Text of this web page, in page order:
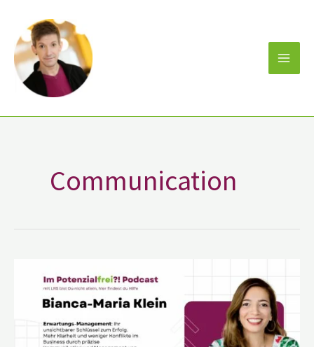
Inhalt
springen
Communication
Maria
Klein
Coaching,
Speaking,
Leadership